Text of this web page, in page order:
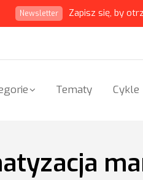
Newsletter Zapisz się, by
Tematy Cykle